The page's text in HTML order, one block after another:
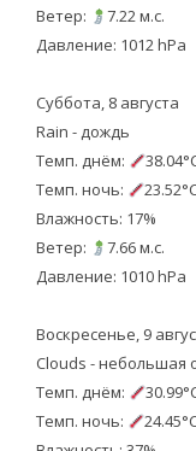
Ветер:
7.22 м.с.
Давление: 1012 hPa
Суббота, 8 августа
Rain - дождь
Темп. днём:
Темп. ночь:
Влажность: 17%
Ветер:
7.66 м.с.
Давление: 1010 hPa
Воскресенье, 9
Clouds - небольшая
Темп. днём:
Темп. ночь: